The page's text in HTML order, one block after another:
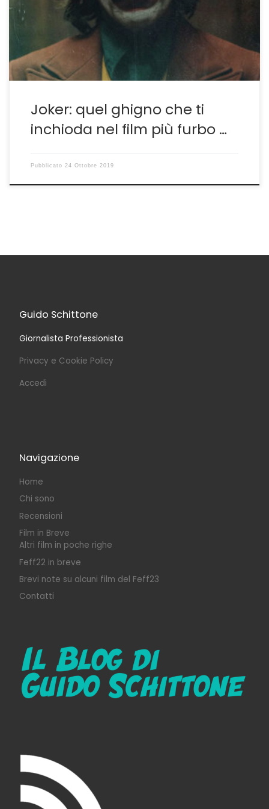
vari film dedicati a Batman, visti comunque quasi tutti,
con la trilogia di Nolan da inserire tra i capolavori
dell’intera storia cinematografica. […]
Joker: quel ghigno che ti
inchioda nel film più furbo …
Pubblicato 24 Ottobre 2019
Guido Schittone
Giornalista Professionista
Privacy e Cookie Policy
Accedi
Navigazione
Home
Chi sono
Recensioni
Film in Breve
Altri film in poche righe
Feff22 in breve
Brevi note su alcuni film del Feff23
Contatti